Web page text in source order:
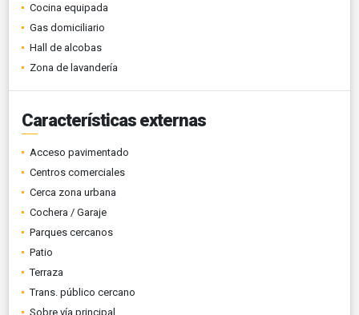
Cocina equipada
Gas domiciliario
Hall de alcobas
Zona de lavandería
Características externas
Acceso pavimentado
Centros comerciales
Cerca zona urbana
Cochera / Garaje
Parques cercanos
Patio
Terraza
Trans. público cercano
Sobre vía principal